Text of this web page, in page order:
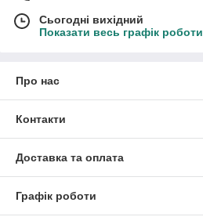
Сьогодні вихідний
Показати весь графік роботи
Про нас
Контакти
Доставка та оплата
Графік роботи